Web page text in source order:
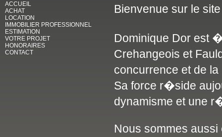
ACCUEIL
ACHAT
LOCATION
IMMOBILIER PROFESSIONNEL
ESTIMATION
VOTRE PROJET
HONORAIRES
CONTACT
Bienvenue sur le
Dominique Dor est
Crehangeois et
concurrence et de
Sa force r�side
dynamisme et une
Nous sommes